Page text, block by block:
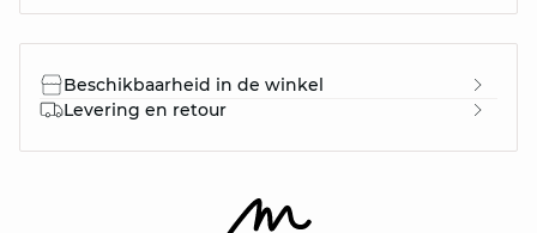
Beschikbaarheid in de winkel
Levering en retour